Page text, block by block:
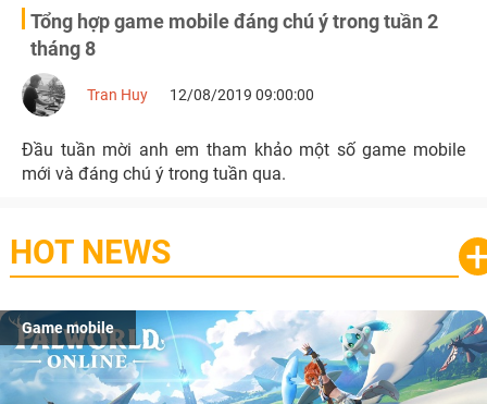
Tổng hợp game mobile đáng chú ý trong tuần 2
tháng 8
Tran Huy 12/08/2019 09:00:00
Đầu tuần mời anh em tham khảo một số game mobile
mới và đáng chú ý trong tuần qua.
HOT NEWS
Game mobile